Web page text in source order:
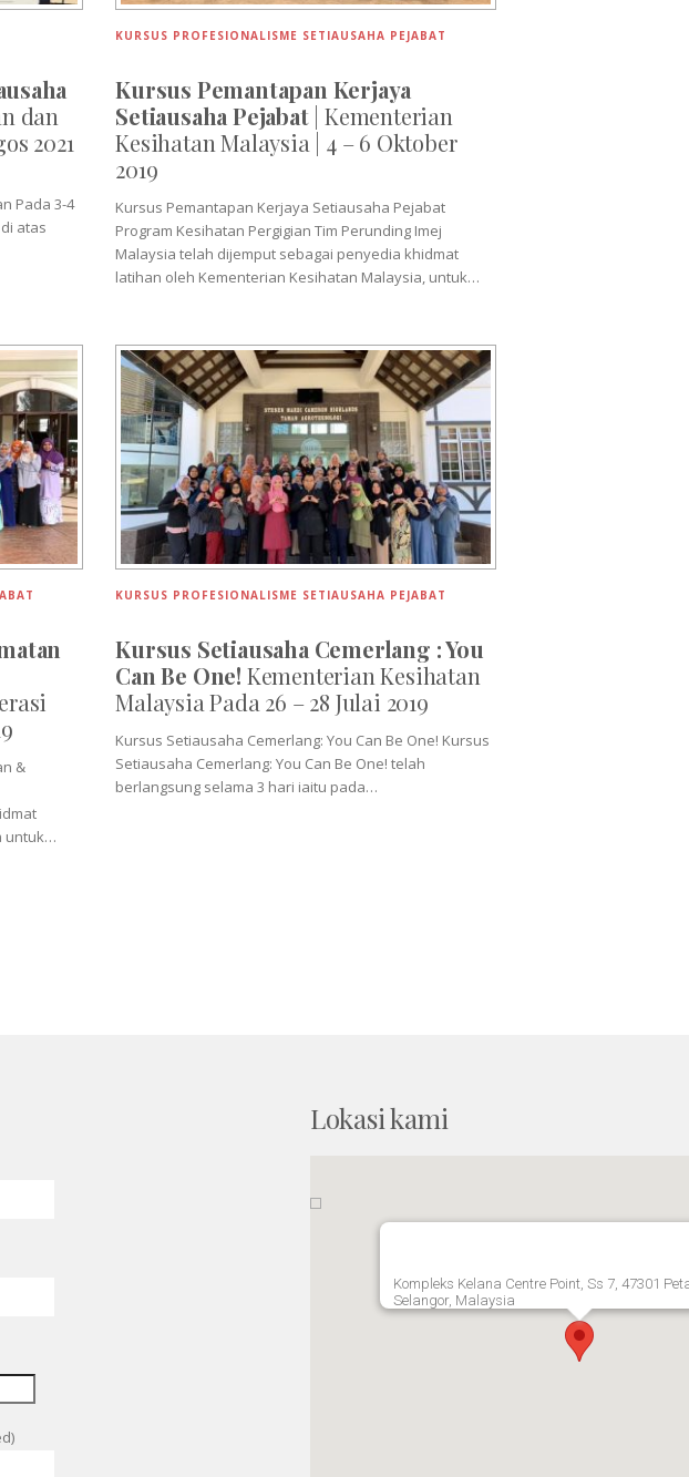
dan
2021
Pada 3-4
atas
KURSUS PROFESIONALISME SETIAUSAHA PEJABAT
Kursus Pemantapan Kerjaya
Setiausaha Pejabat| Kementerian
Kesihatan Malaysia | 4 – 6 Oktober
2019
Kursus Pemantapan Kerjaya Setiausaha Pejabat
Program Kesihatan Pergigian Tim Perunding Imej
Malaysia telah dijemput sebagai penyedia khidmat
latihan oleh Kementerian Kesihatan Malaysia, untuk…
&
untuk…
KURSUS PROFESIONALISME SETIAUSAHA PEJABAT
Kursus Setiausaha Cemerlang : You
Can Be One! Kementerian Kesihatan
Malaysia Pada 26 – 28 Julai 2019
Kursus Setiausaha Cemerlang: You Can Be One! Kursus
Setiausaha Cemerlang: You Can Be One! telah
berlangsung selama 3 hari iaitu pada…
Lokasi kami
Kompleks Kelana Centre Point, Ss 7, 47301
Selangor, Malaysia